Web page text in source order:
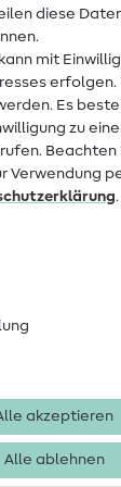
diese
mit
erfolgen.
Es
zu
Beachten
Verwendung
.
akzeptieren
Alle ablehnen
AGB